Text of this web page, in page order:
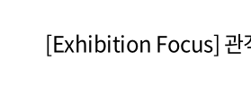
[Exhibition Focus] 관